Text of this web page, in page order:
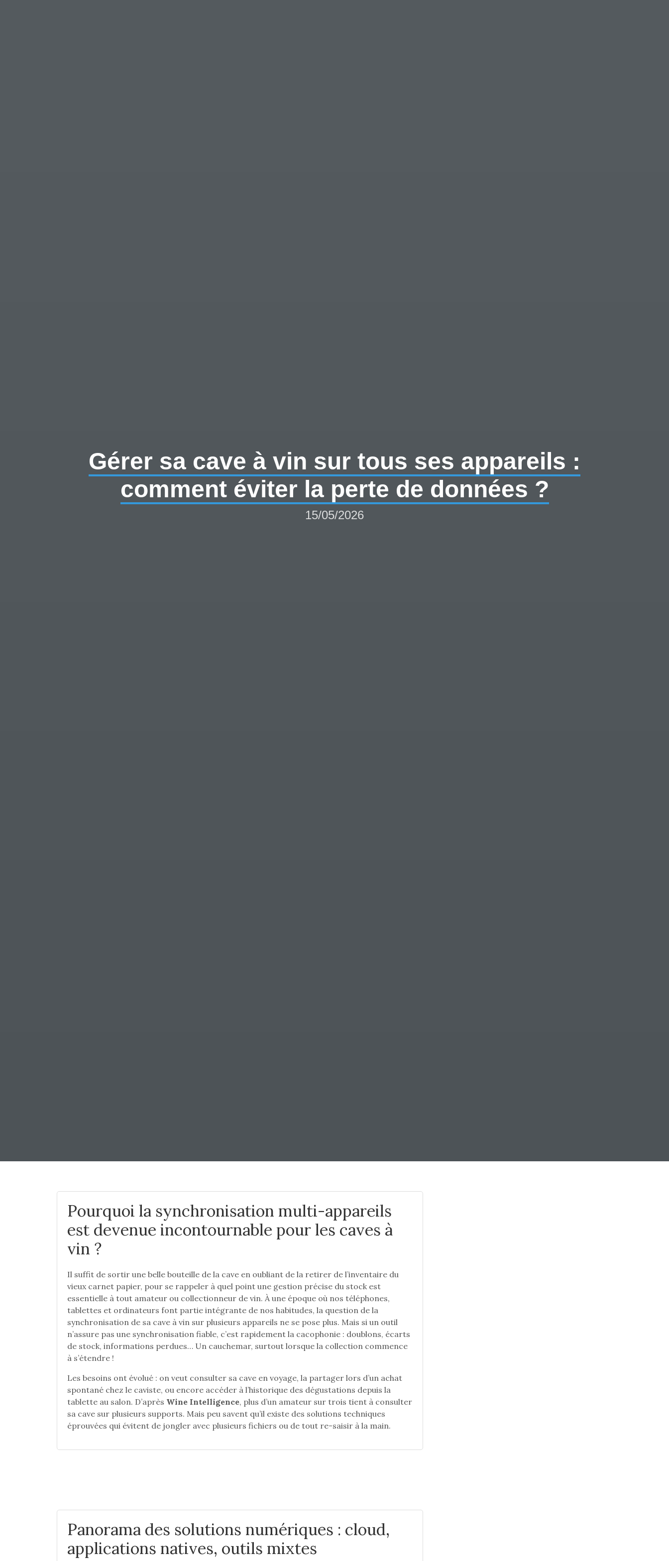
Gérer sa cave à vin sur tous ses appareils :
comment éviter la perte de données ?
15/05/2026
Pourquoi la synchronisation multi-appareils
est devenue incontournable pour les caves à
vin ?
Il suffit de sortir une belle bouteille de la cave en oubliant de la retirer de l’inventaire du
vieux carnet papier, pour se rappeler à quel point une gestion précise du stock est
essentielle à tout amateur ou collectionneur de vin. À une époque où nos téléphones,
tablettes et ordinateurs font partie intégrante de nos habitudes, la question de la
synchronisation de sa cave à vin sur plusieurs appareils ne se pose plus. Mais si un outil
n’assure pas une synchronisation fiable, c’est rapidement la cacophonie : doublons, écarts
de stock, informations perdues… Un cauchemar, surtout lorsque la collection commence
à s’étendre !
Les besoins ont évolué : on veut consulter sa cave en voyage, la partager lors d’un achat
spontané chez le caviste, ou encore accéder à l’historique des dégustations depuis la
tablette au salon. D’après Wine Intelligence, plus d’un amateur sur trois tient à consulter
sa cave sur plusieurs supports. Mais peu savent qu’il existe des solutions techniques
éprouvées qui évitent de jongler avec plusieurs fichiers ou de tout re-saisir à la main.
Panorama des solutions numériques : cloud,
applications natives, outils mixtes